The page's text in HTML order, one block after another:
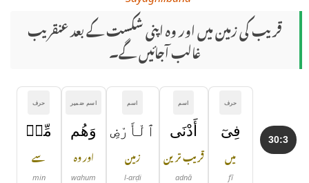
قریب کی زمین میں اور وہ اپنی شکست کے بعد عنقریب
غالب آجائیں گے۔
30:3
حرف
فِىٓ
میں
fī
اسم
أَدْنَى
قریب ترین
adnā
اسم
ٱلْأَرْضِ
زمین
l-arḍi
اسم ضمیر
وَهُم
اور وہ
wahum
حرف
مِّنۢ
سے
min